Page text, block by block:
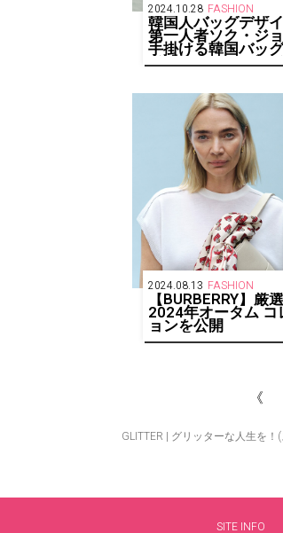
2024.10.28 FASHION
韓国人バッグデザ
第一人者ソク・ジ
手掛ける韓国バッ
ド「vunque（ブン
2024.08.13 FASHION
【BURBERRY】厳
2024年オータム コ
ョンを公開
《
GLITTER | グリッターな人生を
SITE INFO